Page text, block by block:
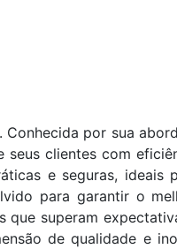
por sua
clientes com
e seguras, ideais
para garantir o
superam
de qualidade e